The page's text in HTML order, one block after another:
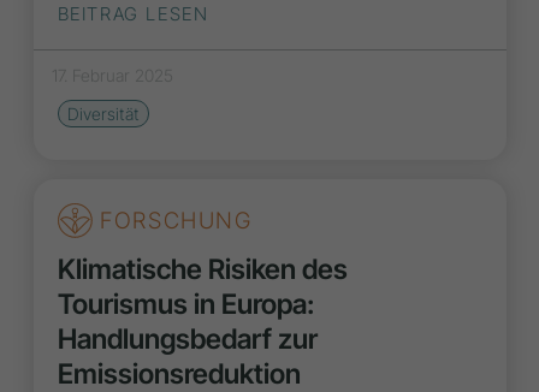
BEITRAG LESEN
17. Februar 2025
Diversität
FORSCHUNG
Klimatische Risiken des
Tourismus in Europa:
Handlungsbedarf zur
Emissionsreduktion